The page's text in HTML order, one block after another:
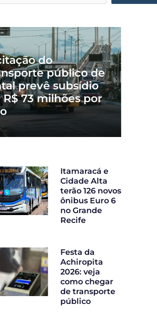
do
público de
prevê subsídio
R$ 73 milhões por
Itamaracá e
Cidade Alta
terão 126 novos
ônibus Euro 6
no Grande
Recife
Festa da
Achiropita
2026: veja
como chegar
de transporte
público